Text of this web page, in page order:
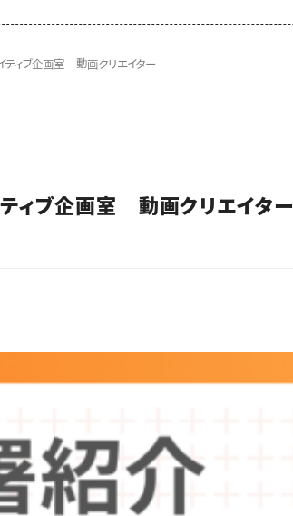
ティブ企画室 動画クリエイター
ティブ企画室 動画クリエイター